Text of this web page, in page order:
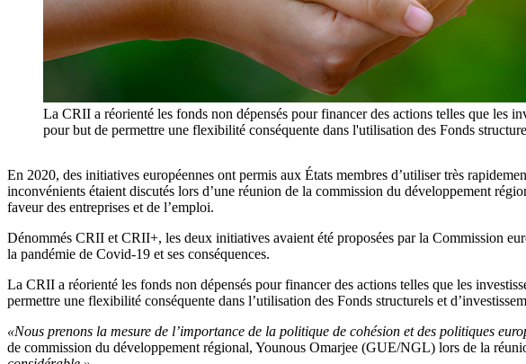
La CRII a réorienté les fonds non dépensés pour financer des actions telles que les
pour but de permettre une flexibilité conséquente dans l'utilisation des Fonds
En 2020, des initiatives européennes ont permis aux États membres d’utiliser très
inconvénients étaient discutés lors d’une réunion de la commission du développement
faveur des entreprises et de l’emploi.
Dénommés CRII et CRII+, les deux initiatives avaient été proposées par la Commission
la pandémie de Covid-19 et ses conséquences.
La CRII a réorienté les fonds non dépensés pour financer des actions telles que les
permettre une flexibilité conséquente dans l’utilisation des Fonds structurels et
«Nous prenons la mesure de l’importance de la politique de cohésion et des politiques
de commission du développement régional, Younous Omarjee (GUE/NGL) lors de la